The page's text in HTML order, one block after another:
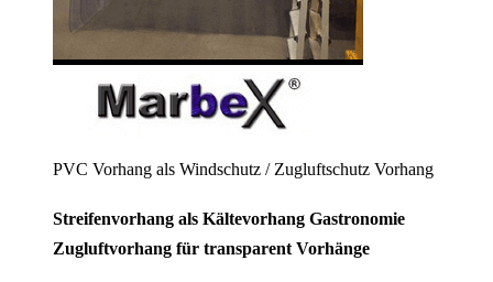
PVC Vorhang als Windschutz / Zugluftschutz Vorhang
Streifenvorhang als Kältevorhang Gastronomie
Zugluftvorhang für transparent Vorhänge